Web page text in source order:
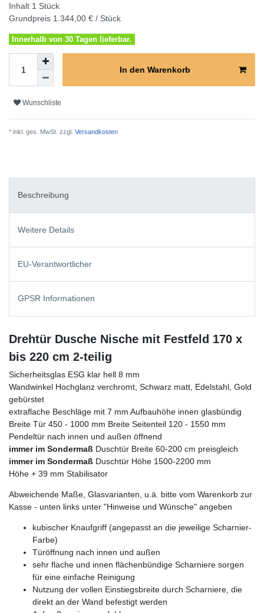
Inhalt 1 Stück
Grundpreis 1.344,00 € / Stück
Innerhalb von 30 Tagen lieferbar.
In den Warenkorb
Wunschliste
* inkl. ges. MwSt. zzgl. Versandkosten
Beschreibung
Weitere Details
EU-Verantwortlicher
GPSR Informationen
Drehtür Dusche Nische mit Festfeld 170 x
bis 220 cm 2-teilig
Sicherheitsglas ESG klar hell 8 mm
Wandwinkel Hochglanz verchromt, Schwarz matt, Edelstahl, Gold
gebürstet
extraflache Beschläge mit 7 mm Aufbauhöhe innen glasbündig
Breite Tür 450 - 1000 mm Breite Seitenteil 120 - 1550 mm
Pendeltür nach innen und außen öffnend
immer im Sondermaß Duschtür Breite 60-200 cm preisgleich
immer im Sondermaß Duschtür Höhe 1500-2200 mm
Höhe + 39 mm Stabilisator
Abweichende Maße, Glasvarianten, u.ä. bitte vom Warenkorb zur
Kasse - unten links unter "Hinweise und Wünsche" angeben
kubischer Knaufgriff (angepasst an die jeweilige Scharnier-
Farbe)
Türöffnung nach innen und außen
sehr flache und innen flächenbündige Scharniere sorgen
für eine einfache Reinigung
Nutzung der vollen Einstiegsbreite durch Scharniere, die
direkt an der Wand befestigt werden